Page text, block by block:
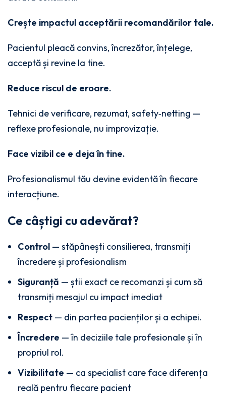
Crește impactul acceptării recomandărilor tale.
Pacientul pleacă convins, încrezător, înțelege,
acceptă și revine la tine.
Reduce riscul de eroare.
Tehnici de verificare, rezumat, safety‑netting —
reflexe profesionale, nu improvizație.
Face vizibil ce e deja în tine.
Profesionalismul tău devine evidentă în fiecare
interacțiune.
Ce câștigi cu adevărat?
Control — stăpânești consilierea, transmiți
încredere și profesionalism
Siguranță — știi exact ce recomanzi și cum să
transmiți mesajul cu impact imediat
Respect — din partea pacienților și a echipei.
Încredere — în deciziile tale profesionale și în
propriul rol.
Vizibilitate — ca specialist care face diferența
reală pentru fiecare pacient